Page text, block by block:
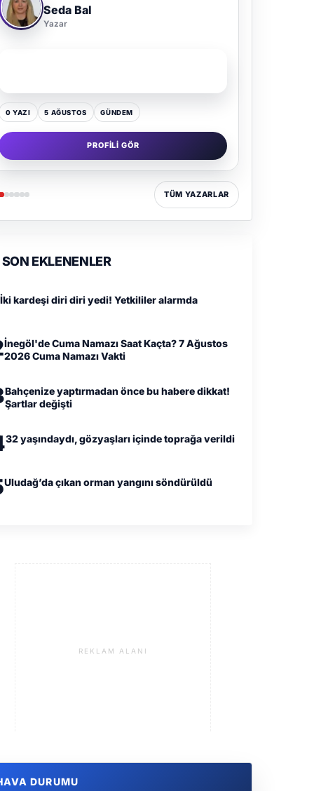
Seda Bal
Yazar
0 YAZI 5 AĞUSTOS GÜNDEM
PROFILI GÖR
TÜM YAZARLAR
SON EKLENENLER
İki kardeşi diri diri yedi! Yetkililer alarmda
İnegöl'de Cuma Namazı Saat Kaçta? 7 Ağustos
2026 Cuma Namazı Vakti
Bahçenize yaptırmadan önce bu habere dikkat!
Şartlar değişti
32 yaşındaydı, gözyaşları içinde toprağa verildi
Uludağ’da çıkan orman yangını söndürüldü
REKLAM ALANI
DURUMU